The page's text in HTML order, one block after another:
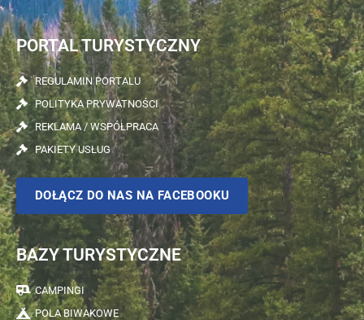
PORTAL TURYSTYCZNY
REGULAMIN PORTALU
POLITYKA PRYWATNOŚCI
REKLAMA / WSPÓŁPRACA
PAKIETY USŁUG
DOŁĄCZ DO NAS NA FACEBOOKU
BAZY TURYSTYCZNE
CAMPINGI
POLA BIWAKOWE